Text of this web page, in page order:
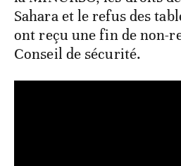
Sahara et le refus des
ont reçu une fin de non-
Conseil de sécurité.